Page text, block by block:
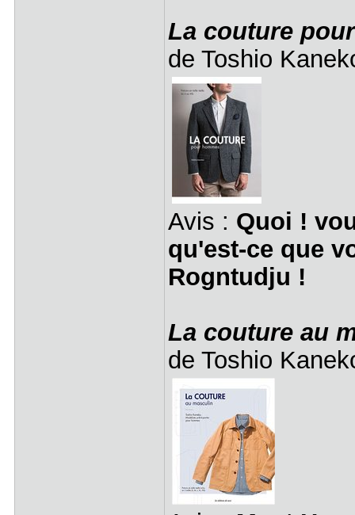
La couture
de Toshio
Avis : Quoi !
qu'est-ce que
Rogntudju !
La couture au
de Toshio